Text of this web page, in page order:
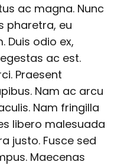
ac magna. Nunc
pharetra, eu
Duis odio ex,
ac est.
Praesent
Nam ac arcu
Nam fringilla
libero malesuada
justo. Fusce sed
Maecenas